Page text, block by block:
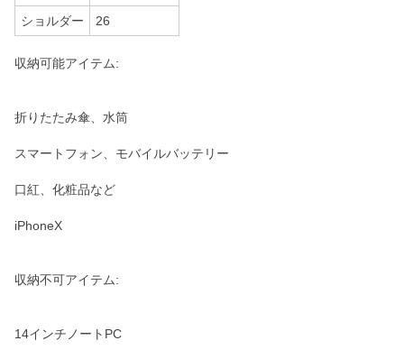
ショルダー 26
収納可能アイテム:
折りたたみ傘、水筒
スマートフォン、モバイルバッテリー
口紅、化粧品など
iPhoneX
収納不可アイテム:
14インチノートPC